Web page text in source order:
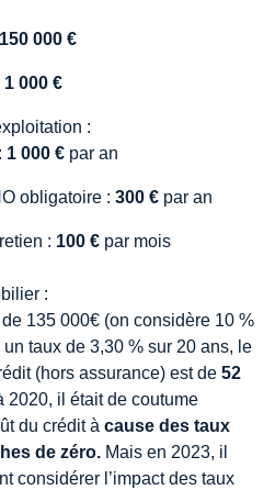
150 000 €
1 000 €
:
1 000 € par an
obligatoire : 300 € par an
: 100 € par mois
:
135 000€ (on considère 10 %
un taux de 3,30 % sur 20 ans, le
(hors assurance) est de 52
2020, il était de coutume
du crédit à cause des taux
de zéro. Mais en 2023, il
considérer l’impact des taux